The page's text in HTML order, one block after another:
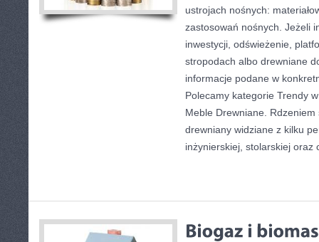
ustrojach nośnych:
zastosowań nośnych. Jeżeli
inwestycji, odświeżenie,
stropodach albo drewniane
informacje podane w
Polecamy kategorie Trendy
Meble Drewniane. Rdzeniem
drewniany widziane z kilku
inżynierskiej, stolarskiej oraz